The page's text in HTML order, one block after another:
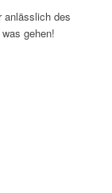
anlässlich des
gehen!